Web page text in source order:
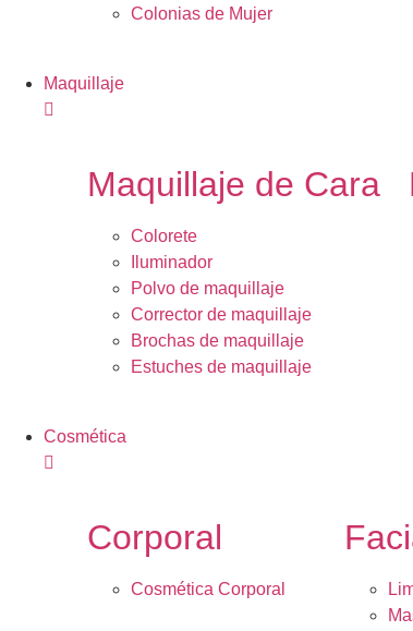
Colonias de Mujer
Maquillaje
Maquillaje de Cara
Colorete
Iluminador
Polvo de maquillaje
Corrector de maquillaje
Brochas de maquillaje
Estuches de maquillaje
Cosmética
Corporal
Cosmética Corporal